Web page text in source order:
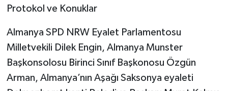
Protokol ve Konuklar
Almanya SPD NRW Eyalet Parlamentosu
Milletvekili Dilek Engin, Almanya Munster
Başkonsolosu Birinci Sınıf Başkonosu Özgün
Arman, Almanya’nın Aşağı Saksonya eyaleti